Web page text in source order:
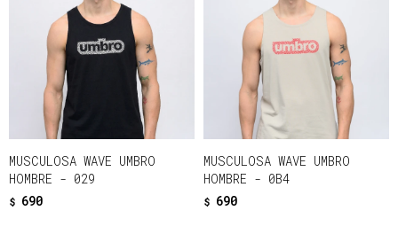
MUSCULOSA WAVE UMBRO
HOMBRE - 029
$ 690
MUSCULOSA WAVE UMBRO
HOMBRE - 0B4
$ 690